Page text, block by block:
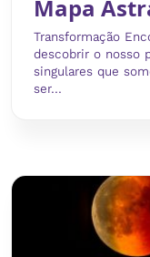
Mapa
Transformação
descobrir o nosso
singulares que
ser...